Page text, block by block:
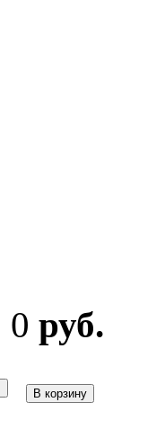
0 руб.